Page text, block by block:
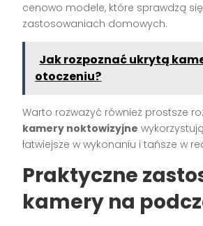
cenowo modele, które sprawdzą
zastosowaniach domowych.
Jak rozpoznać ukrytą
otoczeniu?
Warto rozważyć również prostsze
kamery noktowizyjne
łatwiejsze w wykonaniu i tańsze w
Praktyczne
kamery na